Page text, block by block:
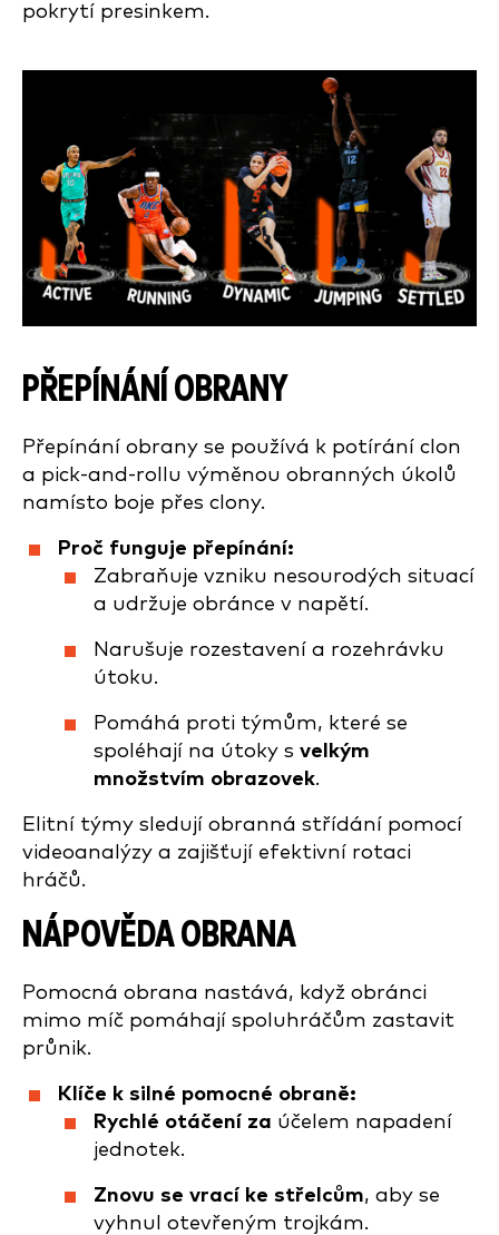
pokrytí presinkem.
PŘEPÍNÁNÍ OBRANY
Přepínání obrany se používá k potírání clon
a pick-and-rollu výměnou obranných úkolů
namísto boje přes clony.
Proč funguje přepínání:
Zabraňuje vzniku nesourodých situací
a udržuje obránce v napětí.
Narušuje rozestavení a rozehrávku
útoku.
Pomáhá proti týmům, které se
spoléhají na útoky s velkým
množstvím obrazovek.
Elitní týmy sledují obranná střídání pomocí
videoanalýzy a zajišťují efektivní rotaci
hráčů.
NÁPOVĚDA OBRANA
Pomocná obrana nastává, když obránci
mimo míč pomáhají spoluhráčům zastavit
průnik.
Klíče k silné pomocné obraně:
Rychlé otáčení za účelem napadení
jednotek.
Znovu se vrací ke střelcům, aby se
vyhnul otevřeným trojkám.